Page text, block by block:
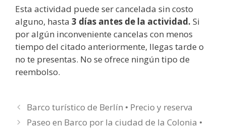
Esta actividad puede ser cancelada sin costo
alguno, hasta 3 días antes de la actividad. Si
por algún inconveniente cancelas con menos
tiempo del citado anteriormente, llegas tarde o
no te presentas. No se ofrece ningún tipo de
reembolso.
Barco turístico de Berlín • Precio y reserva
Paseo en Barco por la ciudad de la Colonia •